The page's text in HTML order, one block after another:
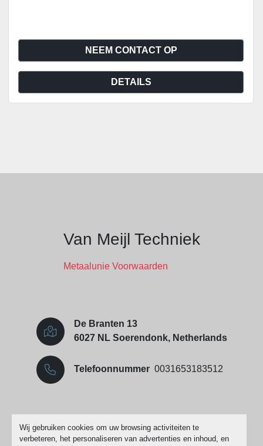
Wij gebruiken cookies om uw browsing activiteiten te
verbeteren, het personaliseren van advertenties en inhoud, en
NEEM CONTACT OP
DETAILS
Van Meijl Techniek
Metaalunie Voorwaarden
De Branten 13
6027 NL Soerendonk, Netherlands
Telefoonnummer 0031653183512
Cookies beheren
Machinio Systemwebsite doorMachinio